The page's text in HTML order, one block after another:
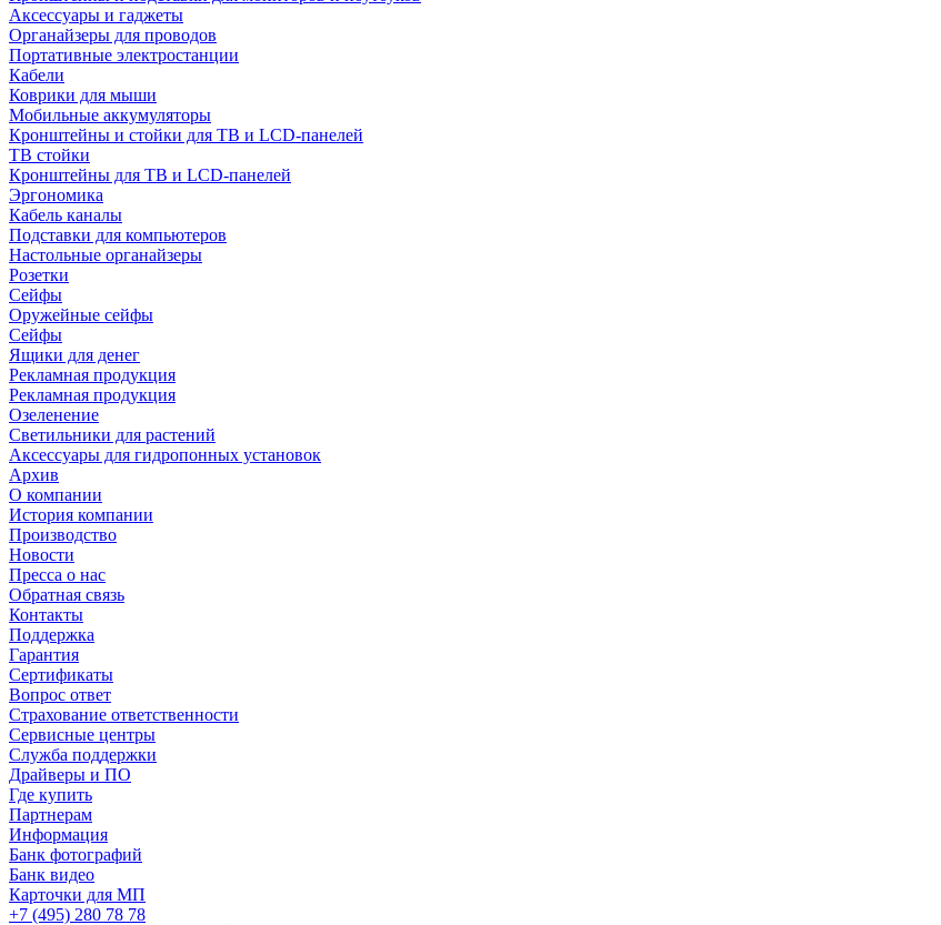
Аксессуары и гаджеты
Органайзеры для проводов
Портативные электростанции
Кабели
Коврики для мыши
Мобильные аккумуляторы
Кронштейны и стойки для ТВ и LCD-панелей
ТВ стойки
Кронштейны для ТВ и LCD-панелей
Эргономика
Кабель каналы
Подставки для компьютеров
Настольные органайзеры
Розетки
Сейфы
Оружейные сейфы
Сейфы
Ящики для денег
Рекламная продукция
Рекламная продукция
Озеленение
Светильники для растений
Аксессуары для гидропонных установок
Архив
О компании
История компании
Производство
Новости
Пресса о нас
Обратная связь
Контакты
Поддержка
Гарантия
Сертификаты
Вопрос ответ
Страхование ответственности
Сервисные центры
Служба поддержки
Драйверы и ПО
Где купить
Партнерам
Информация
Банк фотографий
Банк видео
Карточки для МП
+7 (495) 280 78 78